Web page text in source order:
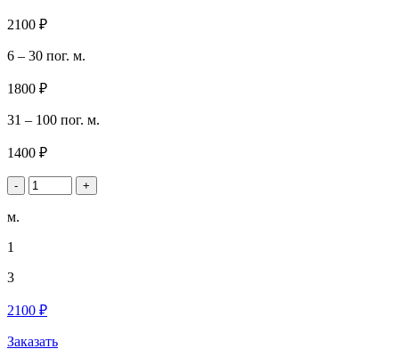
2100 ₽
6 – 30 пог. м.
1800 ₽
31 – 100 пог. м.
1400 ₽
- +
м.
1
3
2100 ₽
Заказать